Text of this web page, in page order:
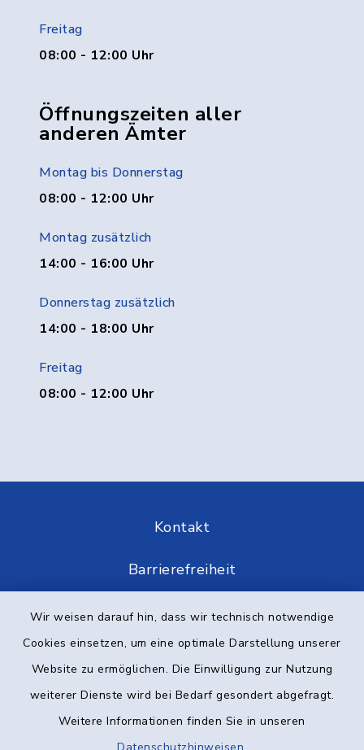
Wir weisen darauf hin, dass wir technisch notwendige
Cookies einsetzen, um eine optimale Darstellung unserer
Website zu ermöglichen. Die Einwilligung zur Nutzung
weiterer Dienste wird bei Bedarf gesondert abgefragt.
Weitere Informationen finden Sie in unseren
Freitag
08:00 - 12:00 Uhr
Öffnungszeiten aller
anderen Ämter
Montag bis Donnerstag
08:00 - 12:00 Uhr
Montag zusätzlich
14:00 - 16:00 Uhr
Donnerstag zusätzlich
14:00 - 18:00 Uhr
Freitag
08:00 - 12:00 Uhr
Kontakt
Barrierefreiheit
Datenschutz
Impressum
Elektronische Kommunikation
Sitemap